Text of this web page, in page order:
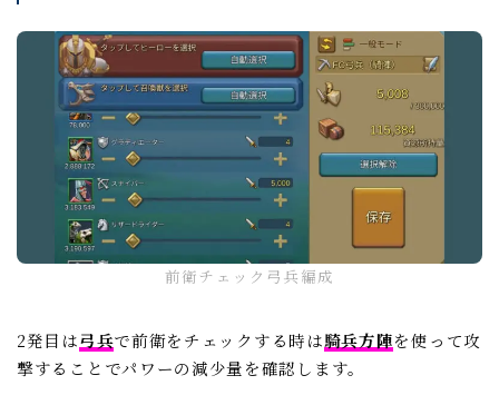
前衛チェック弓兵編成
2発目は弓兵で前衛をチェックする時は騎兵方陣を使って攻
撃することでパワーの減少量を確認します。